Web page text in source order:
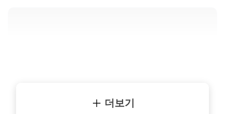
더보기